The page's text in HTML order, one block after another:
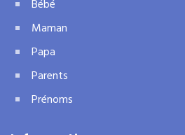
Bébé
Maman
Papa
Parents
Prénoms